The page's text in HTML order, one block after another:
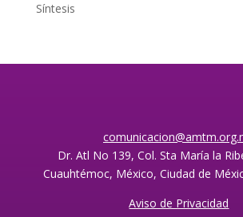
Síntesis
Dr. Atl No 139, Col. Sta María la
Cuauhtémoc, México, Ciudad de
Aviso de Privacidad